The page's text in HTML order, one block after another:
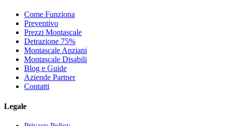
Come Funziona
Preventivo
Prezzi Montascale
Detrazione 75%
Montascale Anziani
Montascale Disabili
Blog e Guide
Aziende Partner
Contatti
Legale